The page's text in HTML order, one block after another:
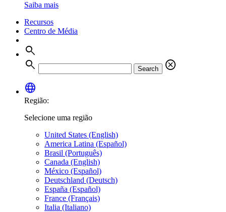
Saiba mais
Recursos
Centro de Média
search
search
Search
cancel
language
Região:
Selecione uma região
United States (English)
America Latina (Español)
Brasil (Português)
Canada (English)
México (Español)
Deutschland (Deutsch)
España (Español)
France (Français)
Italia (Italiano)